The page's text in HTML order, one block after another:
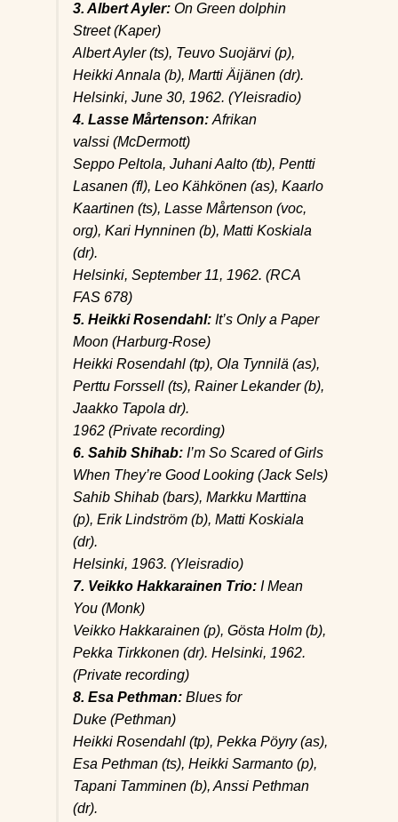
3. Albert Ayler:On Green dolphin
Street(Kaper)
Albert Ayler (ts), Teuvo Suojärvi (p),
Heikki Annala (b), Martti Äijänen (dr).
Helsinki, June 30, 1962. (Yleisradio)
4. Lasse Mårtenson:Afrikan
valssi (McDermott)
Seppo Peltola, Juhani Aalto (tb), Pentti
Lasanen (fl), Leo Kähkönen (as), Kaarlo
Kaartinen (ts), Lasse Mårtenson (voc,
org), Kari Hynninen (b), Matti Koskiala
(dr).
Helsinki, September 11, 1962. (RCA
FAS 678)
5. Heikki Rosendahl:It’s Only a Paper
Moon (Harburg-Rose)
Heikki Rosendahl (tp), Ola Tynnilä (as),
Perttu Forssell (ts), Rainer Lekander (b),
Jaakko Tapola dr).
1962 (Private recording)
6. Sahib Shihab:I’m So Scared of Girls
When They’re Good Looking (Jack Sels)
Sahib Shihab (bars), Markku Marttina
(p), Erik Lindström (b), Matti Koskiala
(dr).
Helsinki, 1963. (Yleisradio)
7. Veikko Hakkarainen Trio:I Mean
You (Monk)
Veikko Hakkarainen (p), Gösta Holm (b),
Pekka Tirkkonen (dr). Helsinki, 1962.
(Private recording)
8. Esa Pethman:Blues for
Duke(Pethman)
Heikki Rosendahl (tp), Pekka Pöyry (as),
Esa Pethman (ts), Heikki Sarmanto (p),
Tapani Tamminen (b), Anssi Pethman
(dr).